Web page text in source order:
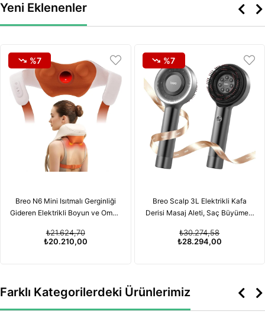
Yeni Eklenenler
Breo N6 Mini Isıtmalı Gerginliği
Gideren Elektrikli Boyun ve Omuz
₺20.210,00
₺21.624,70
%7
Breo Scalp 3L Elektrikli Kafa
Derisi Masaj Aleti, Saç Büyümesi
Özelliğiyle
₺28.294,00
₺30.274,58
%7
Farklı Kategorilerdeki Ürünlerimiz